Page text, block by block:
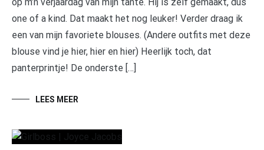
one of a kind. Dat maakt het nog leuker! Verder draag ik
een van mijn favoriete blouses. (Andere outfits met deze
blouse vind je hier, hier en hier) Heerlijk toch, dat
panterprintje! De onderste […]
LEES MEER